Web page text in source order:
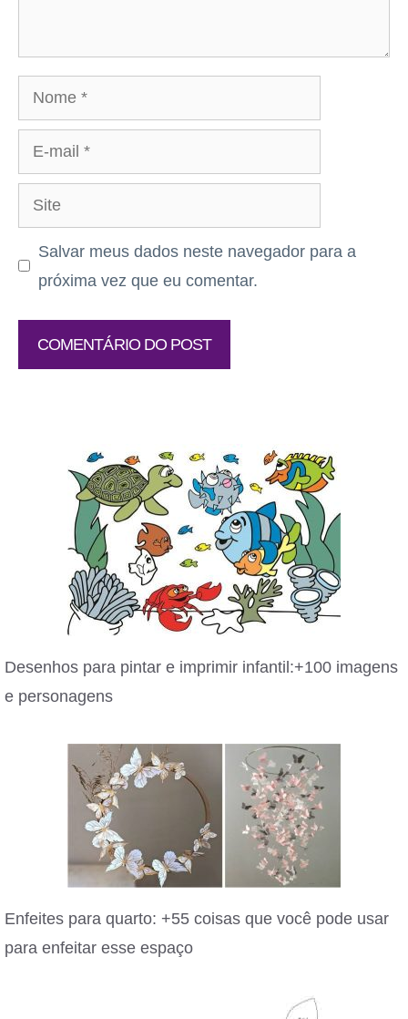
Nome
mail
Site
Salvar meus dados neste navegador para a
próxima vez que eu comentar.
Desenhos para pintar e imprimir infantil:+100 imagens
e personagens
Enfeites para quarto: +55 coisas que você pode usar
para enfeitar esse espaço